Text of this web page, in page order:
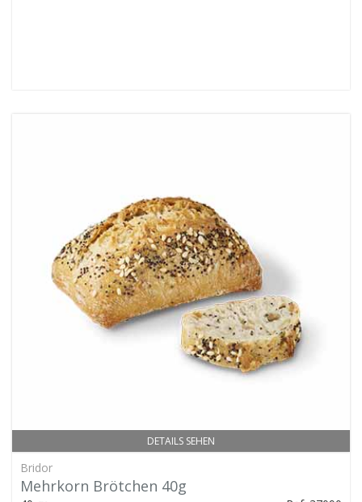
DETAILS SEHEN
Bridor
Mehrkorn Brötchen 40g